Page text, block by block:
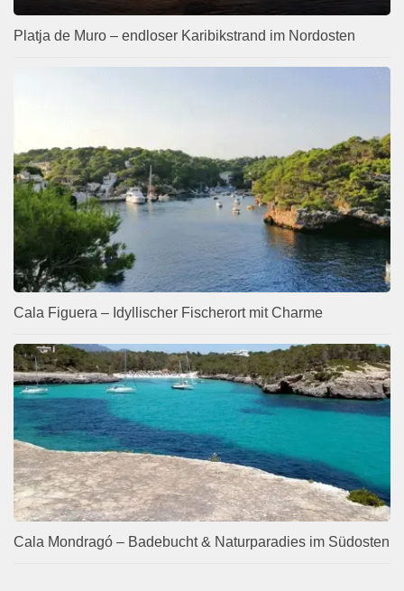
Platja de Muro – endloser Karibikstrand im Nordosten
Cala Figuera – Idyllischer Fischerort mit Charme
Cala Mondragó – Badebucht & Naturparadies im Südosten